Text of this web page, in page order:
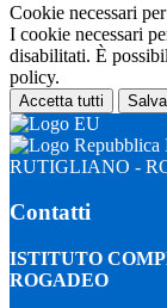
Cookie necessari
I cookie necessari
disabilitati. È
policy.
Accetta tutti
RUTIGLIANO -
Contatti
ISTITUTO
ROGADEO